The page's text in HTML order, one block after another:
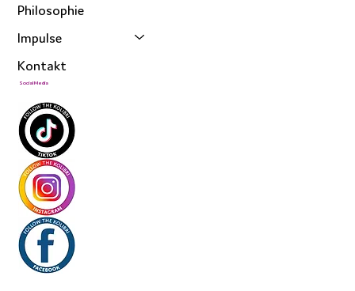
Philosophie
Impulse
Kontakt
Social Media